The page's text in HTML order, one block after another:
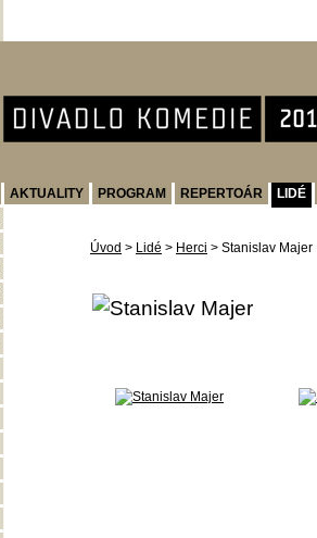
AKTUALITY PROGRAM REPERTOÁR
LIDÉ
Úvod > Lidé > Herci > Stanislav Majer